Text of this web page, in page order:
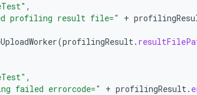
,
profiling result file="
+
(profilingResult.
,
failed errorcode="
+ profilingResult.